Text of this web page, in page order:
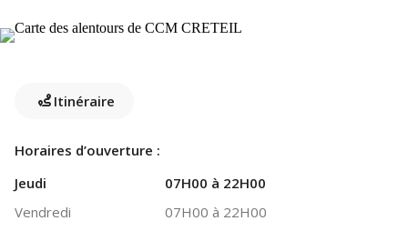
Itinéraire
Horaires d’ouverture :
Jeudi
07H00 à 22H00
Vendredi
07H00 à 22H00